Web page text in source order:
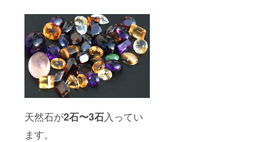
天然石が2石〜3石入ってい
ます。